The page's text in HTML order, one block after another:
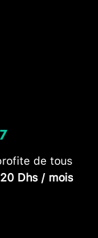
de tous
Dhs / mois